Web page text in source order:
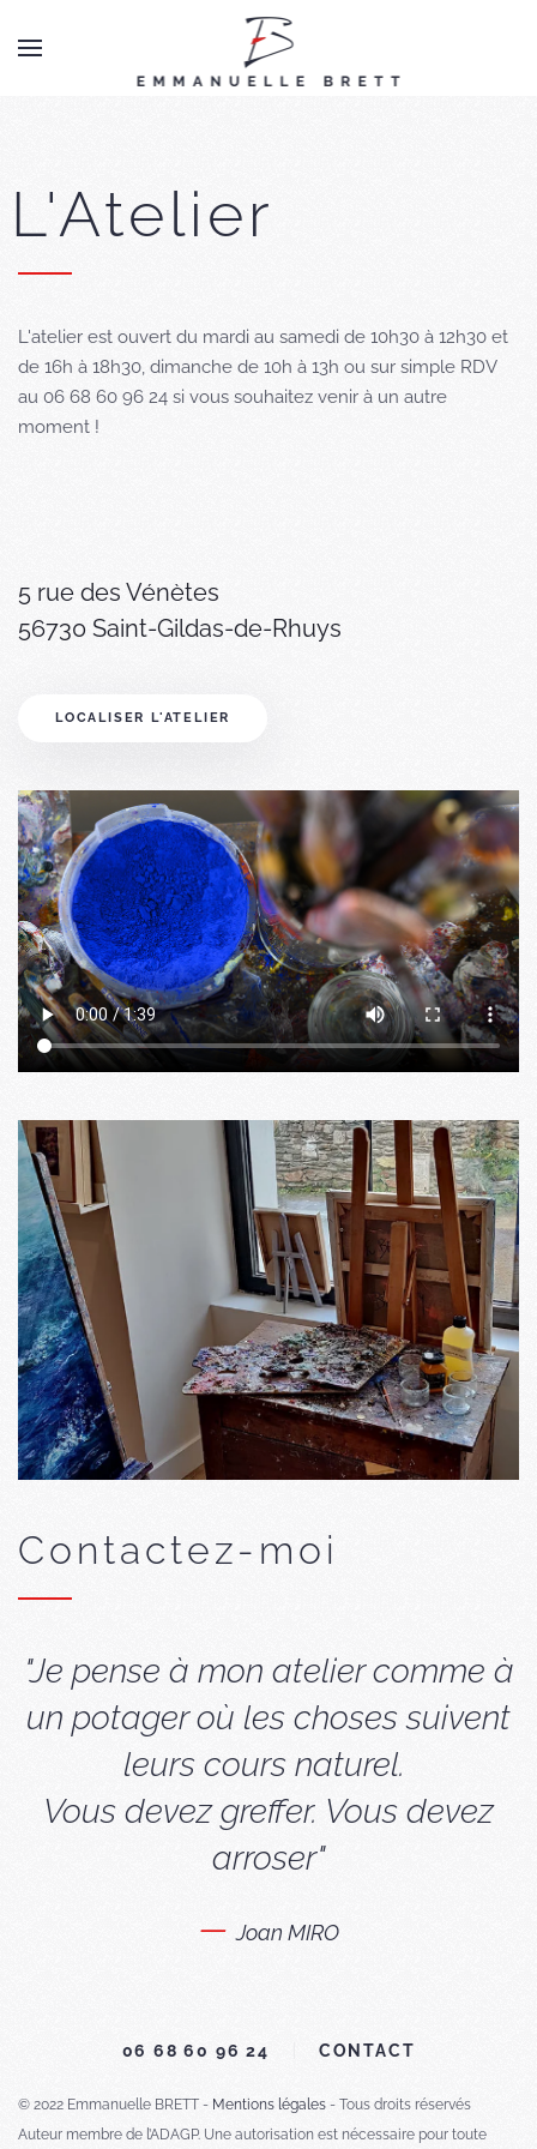
L'Atelier
L'atelier est ouvert du mardi au samedi de 10h30 à 12h30 et
de 16h à 18h30, dimanche de 10h à 13h ou sur simple RDV
au 06 68 60 96 24 si vous souhaitez venir à un autre
moment !
5 rue des Vénètes
56730 Saint-Gildas-de-Rhuys
LOCALISER L'ATELIER
Contactez-moi
"Je pense à mon atelier comme à
un potager où les choses suivent
leurs cours naturel.
Vous devez greffer. Vous devez
arroser"
Joan MIRO
06 68 60 96 24 CONTACT
© 2022 Emmanuelle BRETT - Mentions légales - Tous droits réservés
Auteur membre de l’ADAGP. Une autorisation est nécessaire pour toute